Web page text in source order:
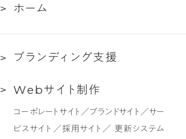
ホ
ホーム
ブ
ン
ブラ ン ディ ン グ支援
Web
Webサ イ ト 制 作
コーポレートサイト／ブランドサイト／サー
ビスサイト／採用サイト／ 更新システム